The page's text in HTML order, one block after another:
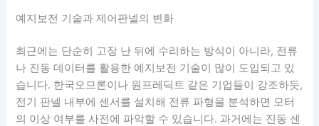
예지보전 기술과 제어판넬의 변화
최근에는 단순히 고장 난 뒤에 수리하는 방식이 아니라, 전류
나 진동 데이터를 활용한 예지보전 기술이 많이 도입되고 있
습니다. 한국오므론이나 원프레딕트 같은 기업들이 강조하듯,
전기 판넬 내부에 센서를 설치해 전류 파형을 분석하면 모터
의 이상 여부를 사전에 파악할 수 있습니다. 과거에는 진동 센